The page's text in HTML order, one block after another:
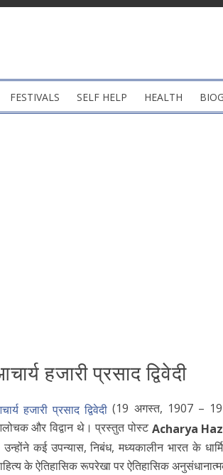
FESTIVALS SELF HELP HEALTH
हजारी प्रसाद द्विवेदी
हजारी प्रसाद द्विवेदी (19 अगस्त, 1907 – 19
और विद्वान थे। प्रस्तुत पोस्टAcharya
उन्होंने कई उपन्यास, निबंध, मध्यकालीन भारत के
के ऐतिहासिक रूपरेखा पर ऐतिहासिक